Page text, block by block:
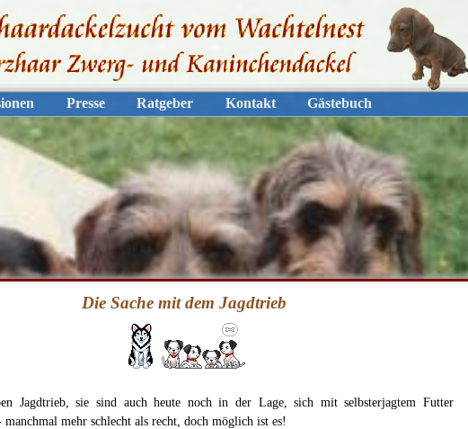
Presse Ratgeber Kontakt Gästebuch
Die Sache mit dem Jagdtrieb
Jagdtrieb, sie sind auch heute noch in der Lage, sich mit selbsterjagtem Futter
mehr schlecht als recht, doch möglich ist es!